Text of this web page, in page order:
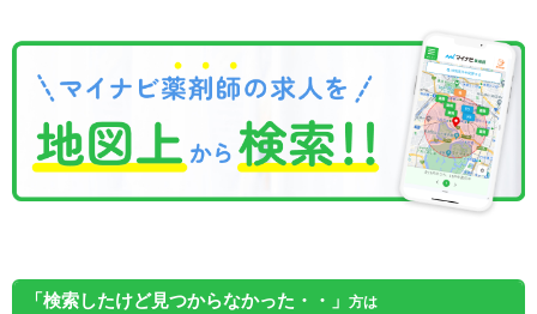
「検索したけど見つからなかった・・」 方は